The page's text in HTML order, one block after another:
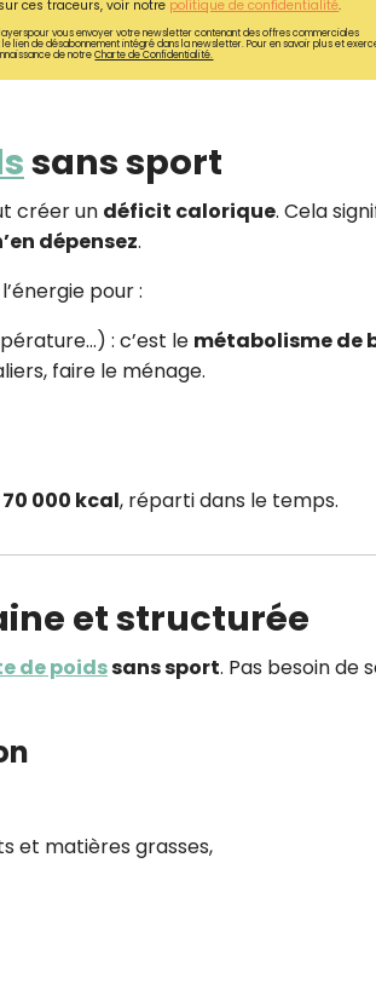
ces traceurs, voir notre politique de confidentialité.
vous envoyer votre newsletter contenant des offres commerciales
lien de désabonnement intégré dans la newsletter. Pour en savoir plus et
de notreCharte de Confidentialité.
sans sport
créer un déficit calorique. Cela
dépensez.
pour :
: c’est le métabolisme de
faire le ménage.
70 000 kcal, réparti dans le temps.
et structurée
de poidssans sport. Pas besoin de
et matières grasses,
!
Ainsi que la newsletter
Je consens à ce que la société
Prisma Players analyse le taux
performances des campagnes.
l'heure à laquelle vous le faites
des informations sur le terminal
utilisez. Pour en savoir plus sur ces
Votre adresse email sera utilisée par Digital Prisma
désabonnement intégré dans la newsletter. Pour en